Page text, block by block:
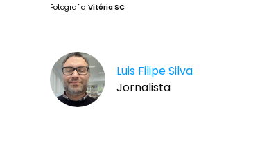
Fotografia Vitória SC
Luis Filipe Silva
Jornalista